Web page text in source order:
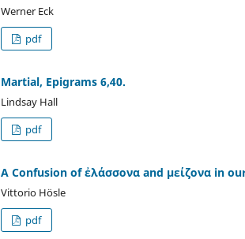
Werner Eck
pdf
Martial, Epigrams 6,40.
Lindsay Hall
pdf
A Confusion of ἐλάσσονα and μείζονα in
Vittorio Hösle
pdf